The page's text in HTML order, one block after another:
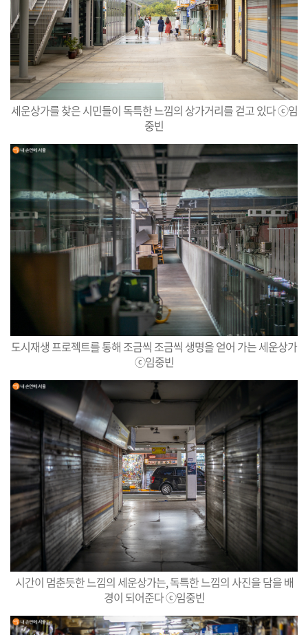
세운상가를 찾은 시민들이 독특한 느낌의 상가거리를 걷고 있다 ⓒ임
중빈
도시재생 프로젝트를 통해 조금씩 조금씩 생명을 얻어 가는 세운상가
ⓒ임중빈
시간이 멈춘듯한 느낌의 세운상가는, 독특한 느낌의 사진을 담을 배
경이 되어준다 ⓒ임중빈